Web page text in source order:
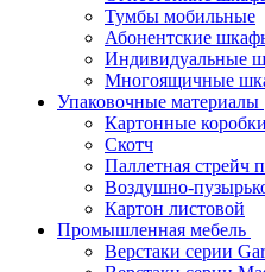
Тумбы мобильные
Абонентские
Индивидуальные
Многоящичные
Упаковочные материалы
Картонные коробки
Скотч
Паллетная стрейч
Воздушно-
Картон листовой
Промышленная мебель
Верстаки серии